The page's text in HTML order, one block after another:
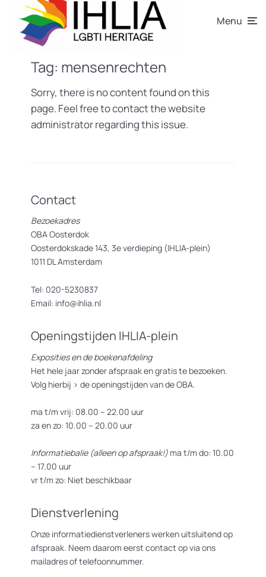
Menu
Tag: mensenrechten
Sorry, there is no content found on this
page. Feel free to contact the website
administrator regarding this issue.
Contact
Bezoekadres
OBA Oosterdok
Oosterdokskade 143, 3e verdieping (IHLIA-plein)
1011 DL Amsterdam
Tel: 020-5230837
Email: info@ihlia.nl
Openingstijden IHLIA-plein
Exposities en de boekenafdeling
Het hele jaar zonder afspraak en gratis te bezoeken.
Volg hierbij > de openingstijden van de OBA.
ma t/m vrij: 08.00 – 22.00 uur
za en zo: 10.00 – 20.00 uur
Informatiebalie (alleen op afspraak!) ma t/m do: 10.00
– 17.00 uur
vr t/m zo: Niet beschikbaar
Dienstverlening
Onze informatiedienstverleners werken uitsluitend op
afspraak. Neem daarom eerst contact op via ons
mailadres of telefoonnummer.